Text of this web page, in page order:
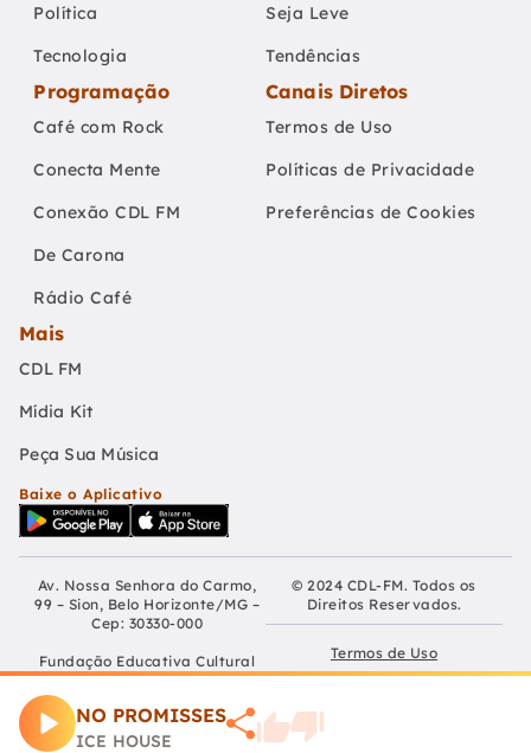
NO PROMISSES
ICE HOUSE
Política
Tecnologia
Seja Leve
Tendências
Programação
Café com Rock
Conecta Mente
Conexão CDL FM
De Carona
Rádio Café
Canais Diretos
Termos de Uso
Políticas de Privacidade
Preferências de Cookies
Mais
CDL FM
Mídia Kit
Peça Sua Música
Baixe o Aplicativo
Av. Nossa Senhora do Carmo,
99 – Sion, Belo Horizonte/MG –
Cep: 30330-000
Fundação Educativa Cultural
Câmara De Dirigentes Lojistas
CNPJ: 04.210.060/0001-90
© 2024 CDL-FM. Todos os
Direitos Reservados.
Termos de Uso
Preferências de Cookies